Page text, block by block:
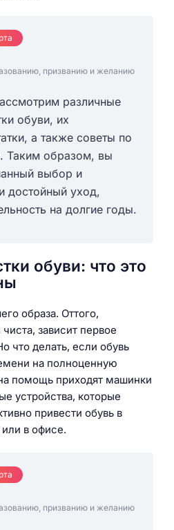
призванию и желанию
различные
обуви, их
а также советы по
Таким образом, вы
выбор и
достойный уход,
на долгие годы.
обуви: что это
образа. Оттого,
зависит первое
что делать, если обувь
на полноценную
помощь приходят машинки
устройства, которые
привести обувь в
в офисе.
призванию и желанию